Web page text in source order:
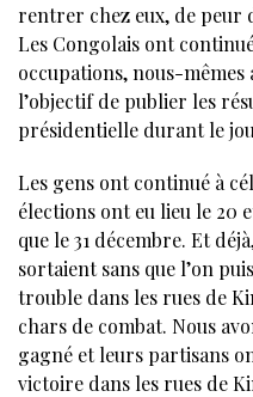
rentrer chez eux, de peur
Les Congolais ont
occupations, nous-
l’objectif de publier les
présidentielle durant le
Les gens ont continué à
élections ont eu lieu le 20
que le 31 décembre. Et
sortaient sans que l’on
trouble dans les rues de
chars de combat. Nous
gagné et leurs partisans
victoire dans les rues de